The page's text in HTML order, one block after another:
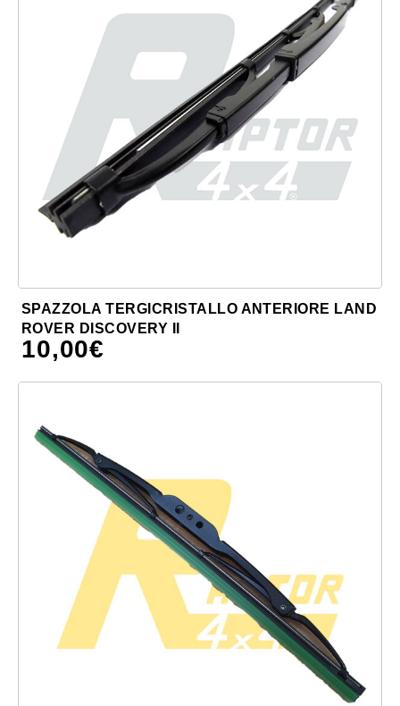
SPAZZOLA TERGICRISTALLO ANTERIORE LAND
ROVER DISCOVERY II
10,00€